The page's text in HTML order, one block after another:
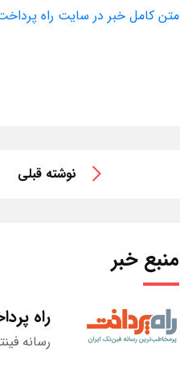
متن کامل خبر در سایت راه
نوشته قبلی
منبع خبر
راه
رسانه